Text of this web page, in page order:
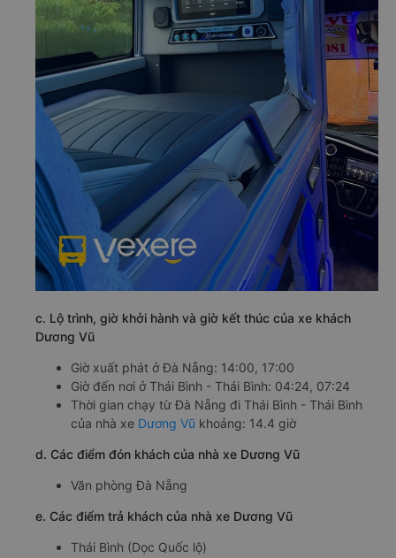
c. Lộ trình, giờ khởi hành và giờ kết thúc của xe khách
Dương Vũ
Giờ xuất phát ở Đà Nẵng: 14:00, 17:00
Giờ đến nơi ở Thái Bình - Thái Bình: 04:24, 07:24
Thời gian chạy từ Đà Nẵng đi Thái Bình - Thái Bình
của nhà xe Dương Vũ khoảng: 14.4 giờ
d. Các điểm đón khách của nhà xe Dương Vũ
Văn phòng Đà Nẵng
e. Các điểm trả khách của nhà xe Dương Vũ
Thái Bình (Dọc Quốc lộ)